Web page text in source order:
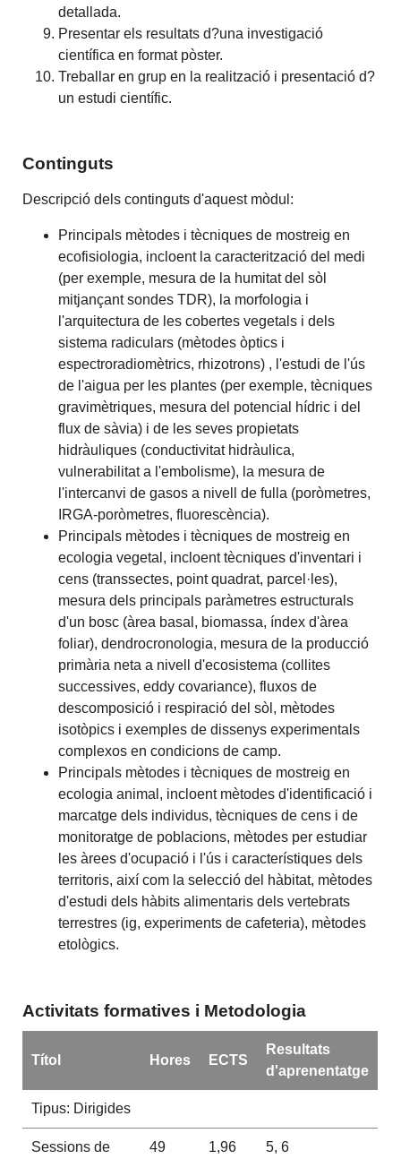
detallada.
Presentar els resultats d?una investigació
científica en format pòster.
Treballar en grup en la realització i presentació d?
un estudi científic.
Continguts
Descripció dels continguts d'aquest mòdul:
Principals mètodes i tècniques de mostreig en
ecofisiologia, incloent la caracterització del medi
(per exemple, mesura de la humitat del sòl
mitjançant sondes TDR), la morfologia i
l'arquitectura de les cobertes vegetals i dels
sistema radiculars (mètodes òptics i
espectroradiomètrics, rhizotrons) , l'estudi de l'ús
de l'aigua per les plantes (per exemple, tècniques
gravimètriques, mesura del potencial hídric i del
flux de sàvia) i de les seves propietats
hidràuliques (conductivitat hidràulica,
vulnerabilitat a l'embolisme), la mesura de
l'intercanvi de gasos a nivell de fulla (poròmetres,
IRGA-poròmetres, fluorescència).
Principals mètodes i tècniques de mostreig en
ecologia vegetal, incloent tècniques d'inventari i
cens (transsectes, point quadrat, parcel·les),
mesura dels principals paràmetres estructurals
d'un bosc (àrea basal, biomassa, índex d'àrea
foliar), dendrocronologia, mesura de la producció
primària neta a nivell d'ecosistema (collites
successives, eddy covariance), fluxos de
descomposició i respiració del sòl, mètodes
isotòpics i exemples de dissenys experimentals
complexos en condicions de camp.
Principals mètodes i tècniques de mostreig en
ecologia animal, incloent mètodes d'identificació i
marcatge dels individus, tècniques de cens i de
monitoratge de poblacions, mètodes per estudiar
les àrees d'ocupació i l'ús i característiques dels
territoris, així com la selecció del hàbitat, mètodes
d'estudi dels hàbits alimentaris dels vertebrats
terrestres (ig, experiments de cafeteria), mètodes
etològics.
Activitats formatives i Metodologia
Títol Hores ECTS
Resultats
d'aprenentatge
Tipus: Dirigides
Sessions de
49 1,96 5, 6